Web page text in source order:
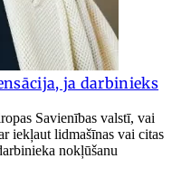
ja darbinieks
Savienības valstī, vai
iekļaut lidmašīnas vai citas
nokļūšanu